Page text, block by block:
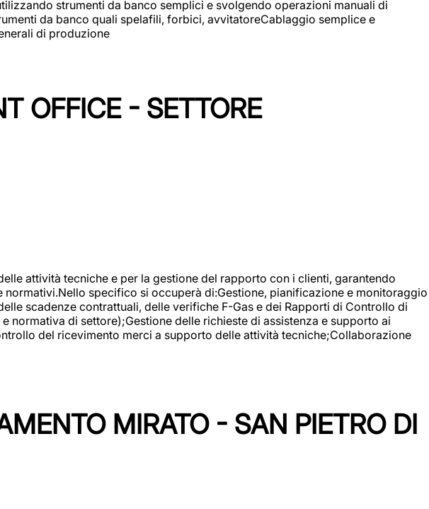
strumenti da banco semplici e svolgendo operazioni manuali di
da banco quali spelafili, forbici, avvitatoreCablaggio semplice e
di produzione
OFFICE - SETTORE
attività tecniche e per la gestione del rapporto con i clienti, garantendo
specifico si occuperà di:Gestione, pianificazione e monitoraggio
scadenze contrattuali, delle verifiche F-Gas e dei Rapporti di Controllo di
normativa di settore);Gestione delle richieste di assistenza e supporto ai
del ricevimento merci a supporto delle attività tecniche;Collaborazione
MIRATO - SAN PIETRO DI